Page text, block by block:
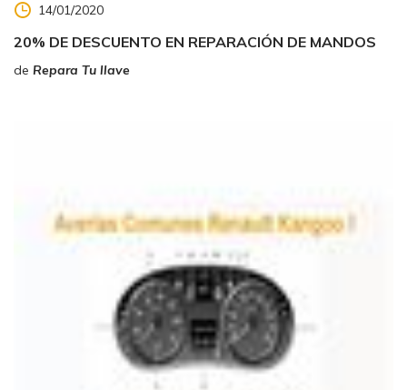
14/01/2020
20% DE DESCUENTO EN REPARACIÓN DE MANDOS
de Repara Tu llave